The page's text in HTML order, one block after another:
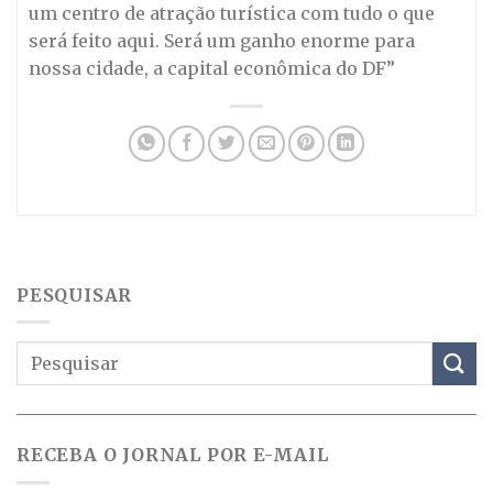
um centro de atração turística com tudo o que
será feito aqui. Será um ganho enorme para
nossa cidade, a capital econômica do DF”
PESQUISAR
RECEBA O JORNAL POR E-MAIL